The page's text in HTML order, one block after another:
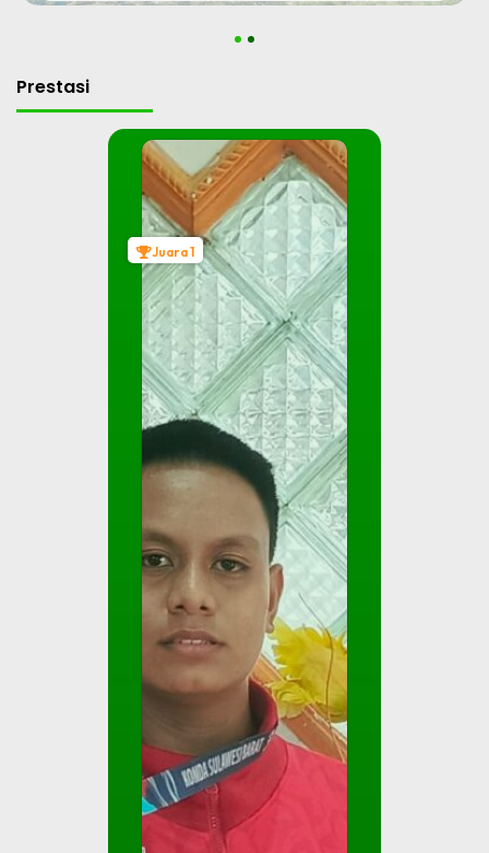
Prestasi
Juara 1